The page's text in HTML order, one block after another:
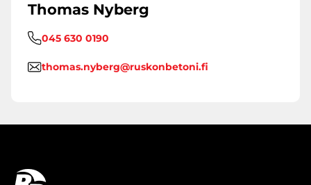
Thomas Nyberg
045 630 0190
thomas.nyberg@ruskonbetoni.fi